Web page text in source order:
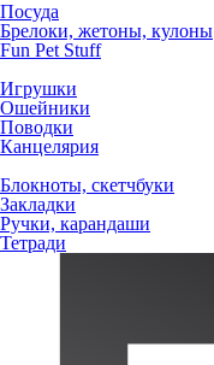
Посуда
Брелоки, жетоны, кулоны
Fun Pet Stuff
Игрушки
Ошейники
Поводки
Канцелярия
Блокноты, скетчбуки
Закладки
Ручки, карандаши
Тетради